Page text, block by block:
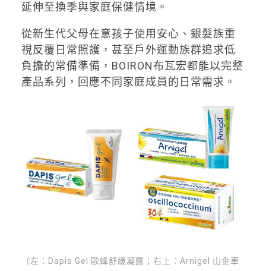
延伸至換季與家庭保健情境。
從新生代父母在意孩子使用安心、銀髮族重
視反覆日常照護，甚至戶外運動族群追求低
負擔的常備準備，BOIRON布瓦宏都能以完整
產品系列，回應不同家庭成員的日常需求。
（左：Dapis Gel 歐蜂舒緩凝露；右上：Arnigel 山金車